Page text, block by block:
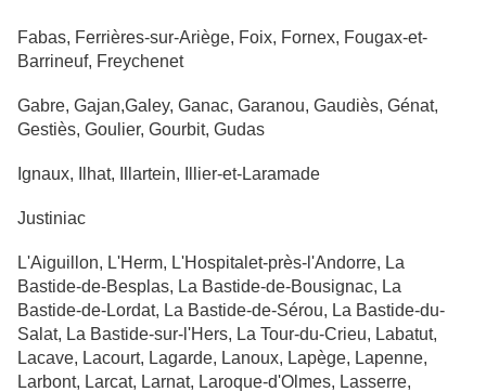
Fabas, Ferrières-sur-Ariège, Foix, Fornex, Fougax-et-
Barrineuf, Freychenet
Gabre, Gajan,Galey, Ganac, Garanou, Gaudiès, Génat,
Gestiès, Goulier, Gourbit, Gudas
Ignaux, Ilhat, Illartein, Illier-et-Laramade
Justiniac
L'Aiguillon, L'Herm, L'Hospitalet-près-l'Andorre, La
Bastide-de-Besplas, La Bastide-de-Bousignac, La
Bastide-de-Lordat, La Bastide-de-Sérou, La Bastide-du-
Salat, La Bastide-sur-l'Hers, La Tour-du-Crieu, Labatut,
Lacave, Lacourt, Lagarde, Lanoux, Lapège, Lapenne,
Larbont, Larcat, Larnat, Laroque-d'Olmes, Lasserre,